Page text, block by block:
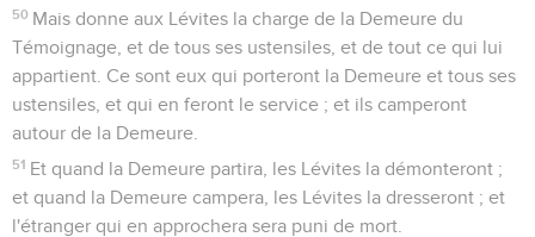
50 Mais donne aux Lévites la charge de la Demeure du
Témoignage, et de tous ses ustensiles, et de tout ce qui lui
appartient. Ce sont eux qui porteront la Demeure et tous ses
ustensiles, et qui en feront le service ; et ils camperont
autour de la Demeure.
51 Et quand la Demeure partira, les Lévites la démonteront ;
et quand la Demeure campera, les Lévites la dresseront ; et
l'étranger qui en approchera sera puni de mort.